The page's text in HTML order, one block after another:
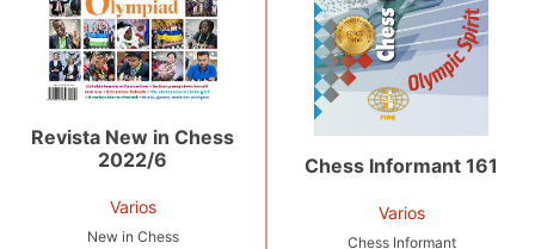
Revista New in Chess
2022/6
Varios
New in Chess
Chess Informant 161
Varios
Chess Informant